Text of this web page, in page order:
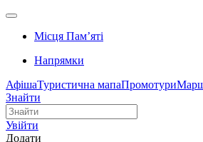
Місця Памʼяті
Напрямки
АфішаТуристична мапаПромотури
Знайти
Увійти
Додати